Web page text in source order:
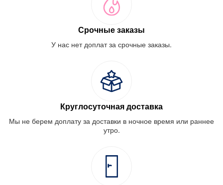
Срочные заказы
У нас нет доплат за срочные заказы.
Круглосуточная доставка
Мы не берем доплату за доставки в ночное время или раннее
утро.